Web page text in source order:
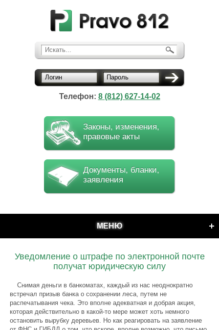
Искать...
Логин Пароль
Телефон: 8 (812) 627-14-02
Законы, изменения,
правовые акты
Документы, бланки,
заявления
МЕНЮ
Уведомление о штрафе по электронной почте
получат юридическую силу
Снимая деньги в банкоматах, каждый из нас неоднократно
встречал призыв банка о сохранении леса, путем не
распечатывания чека. Это вполне адекватная и добрая акция,
которая действительно в какой-то мере может хоть немного
остановить вырубку деревьев. Но как реагировать на заявление